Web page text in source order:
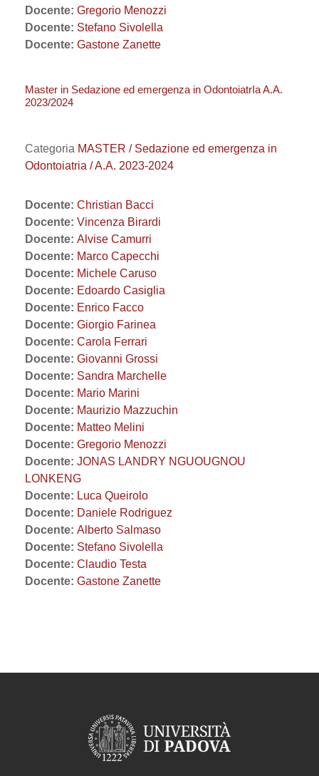
Docente: Gregorio Menozzi
Docente: Stefano Sivolella
Docente: Gastone Zanette
Master in Sedazione ed emergenza in OdontoiatrIa A.A.
2023/2024
Categoria MASTER / Sedazione ed emergenza in
Odontoiatria / A.A. 2023-2024
Docente: Christian Bacci
Docente: Vincenza Birardi
Docente: Alvise Camurri
Docente: Marco Capecchi
Docente: Michele Caruso
Docente: Edoardo Casiglia
Docente: Enrico Facco
Docente: Giorgio Farinea
Docente: Carola Ferrari
Docente: Giovanni Grossi
Docente: Sandra Marchelle
Docente: Mario Marini
Docente: Maurizio Mazzuchin
Docente: Matteo Melini
Docente: Gregorio Menozzi
Docente: JONAS LANDRY NGUOUGNOU
LONKENG
Docente: Luca Queirolo
Docente: Daniele Rodriguez
Docente: Alberto Salmaso
Docente: Stefano Sivolella
Docente: Claudio Testa
Docente: Gastone Zanette